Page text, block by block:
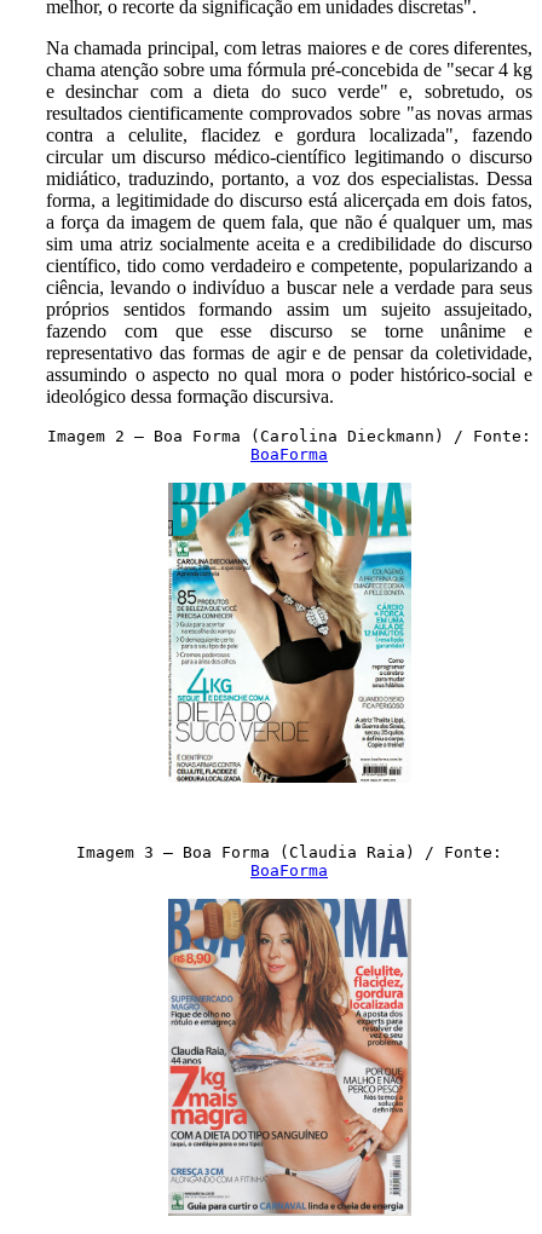
melhor, o recorte da significação em unidades discretas".
Na chamada principal, com letras maiores e de cores diferentes,
chama atenção sobre uma fórmula pré-concebida de "secar 4 kg
e desinchar com a dieta do suco verde" e, sobretudo, os
resultados cientificamente comprovados sobre "as novas armas
contra a celulite, flacidez e gordura localizada", fazendo
circular um discurso médico-científico legitimando o discurso
midiático, traduzindo, portanto, a voz dos especialistas. Dessa
forma, a legitimidade do discurso está alicerçada em dois fatos,
a força da imagem de quem fala, que não é qualquer um, mas
sim uma atriz socialmente aceita e a credibilidade do discurso
científico, tido como verdadeiro e competente, popularizando a
ciência, levando o indivíduo a buscar nele a verdade para seus
próprios sentidos formando assim um sujeito assujeitado,
fazendo com que esse discurso se torne unânime e
representativo das formas de agir e de pensar da coletividade,
assumindo o aspecto no qual mora o poder histórico-social e
ideológico dessa formação discursiva.
Imagem 2 – Boa Forma (Carolina Dieckmann) / Fonte:
BoaForma
Imagem 3 – Boa Forma (Claudia Raia) / Fonte:
BoaForma